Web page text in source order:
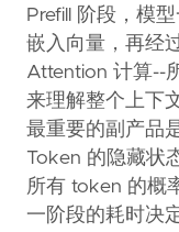
Prefill 阶段，模
嵌入向量，再经
Attention 计算--
来理解整个上下
最重要的副产品
Token 的隐藏状
所有 token 的概
一阶段的耗时决